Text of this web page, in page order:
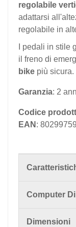
regolabile
adattarsi
regolabile in
I pedali in stile
il freno di
bike più sicura.
Garanzia: 2
Codice
EAN :
Computer
Dimensioni